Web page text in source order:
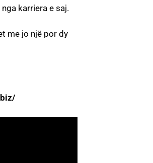
karriera e saj.
me jo një por dy